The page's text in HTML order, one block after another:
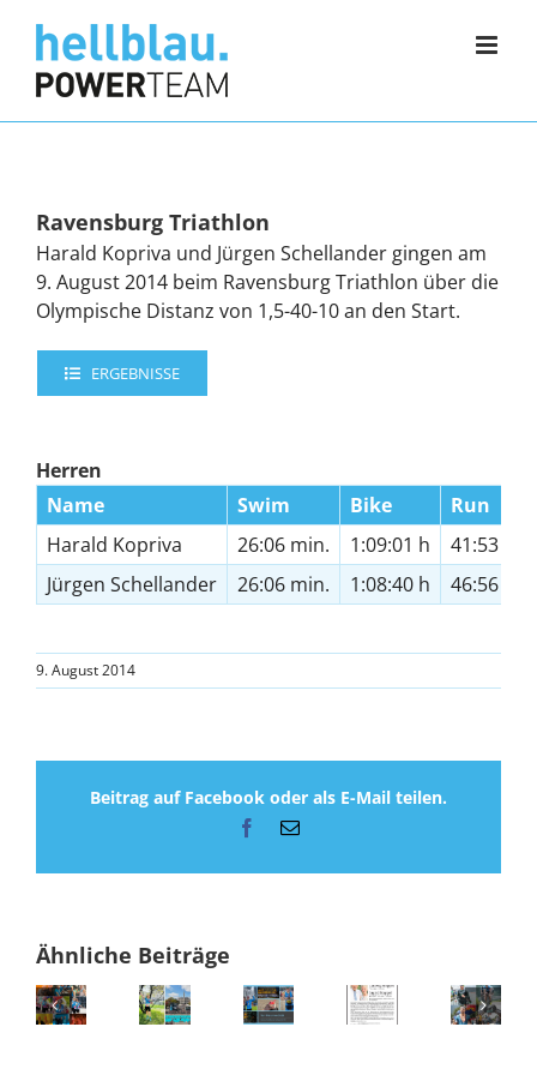
Inhalt
springen
Ravensburg Triathlon
Harald Kopriva und Jürgen Schellander gingen am
9. August 2014 beim Ravensburg Triathlon über die
Olympische Distanz von 1,5-40-10 an den Start.
ERGEBNISSE
Herren
Name
Swim Bike
Run
Harald Kopriva
26:06 min. 1:09:01 h
41:53
Jürgen Schellander
26:06 min. 1:08:40 h 46:56
9. August 2014
Beitrag auf Facebook oder als E-Mail teilen.
Facebook
E-
Ähnliche Beiträge